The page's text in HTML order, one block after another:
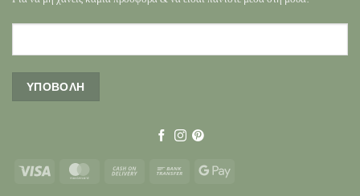
Visa MasterCardCash
Bank
Google